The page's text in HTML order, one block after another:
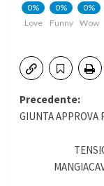
0%
Love
0%
Funny
0%
Wow
Precedente:
GIUNTA APPROVA